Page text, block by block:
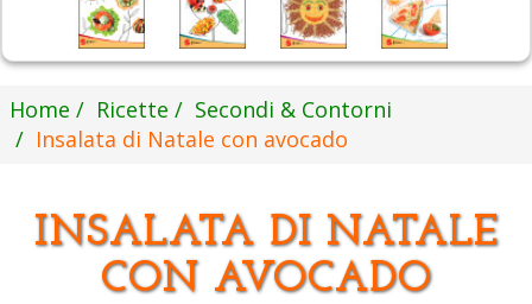
Home Ricette
Secondi & Contorni
Insalata di Natale con avocado
INSALATA DI NATALE
CON AVOCADO